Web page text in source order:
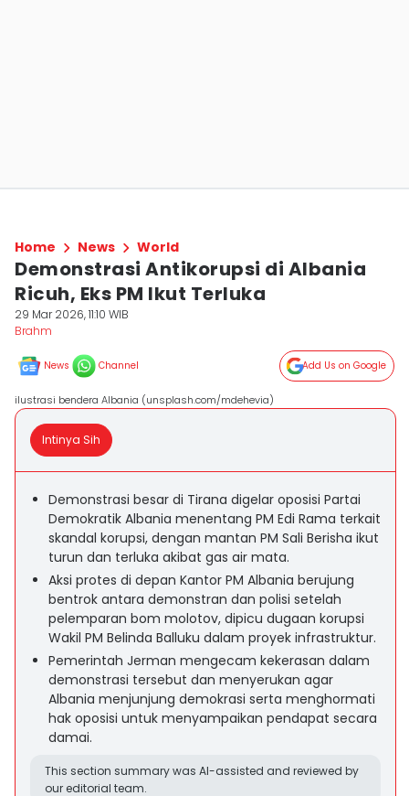
Home News World
Demonstrasi Antikorupsi di Albania
Ricuh, Eks PM Ikut Terluka
29 Mar 2026, 11:10 WIB
Brahm
News Channel Add Us on Google
ilustrasi bendera Albania (unsplash.com/mdehevia)
Intinya Sih
Demonstrasi besar di Tirana digelar oposisi Partai
Demokratik Albania menentang PM Edi Rama terkait
skandal korupsi, dengan mantan PM Sali Berisha ikut
turun dan terluka akibat gas air mata.
Aksi protes di depan Kantor PM Albania berujung
bentrok antara demonstran dan polisi setelah
pelemparan bom molotov, dipicu dugaan korupsi
Wakil PM Belinda Balluku dalam proyek infrastruktur.
Pemerintah Jerman mengecam kekerasan dalam
demonstrasi tersebut dan menyerukan agar
Albania menjunjung demokrasi serta menghormati
hak oposisi untuk menyampaikan pendapat secara
damai.
This section summary was AI-assisted and reviewed by
our editorial team.